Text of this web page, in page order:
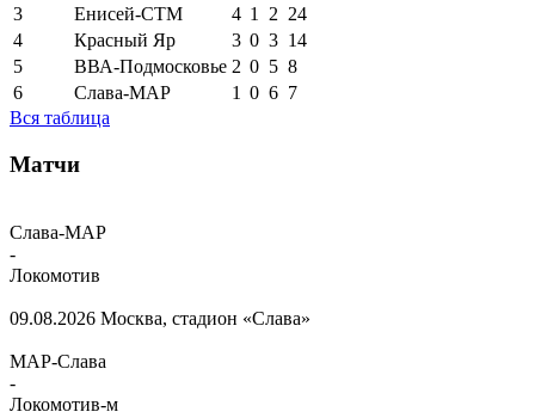
3
Енисей-СТМ 4 1 2 24
4
Красный Яр 3 0 3 14
5
ВВА-Подмосковье 2 0 5 8
6
Слава-МАР 1 0 6 7
Вся таблица
Матчи
Слава-МАР
-
Локомотив
09.08.2026 Москва, стадион «Слава»
МАР-Слава
-
Локомотив-м